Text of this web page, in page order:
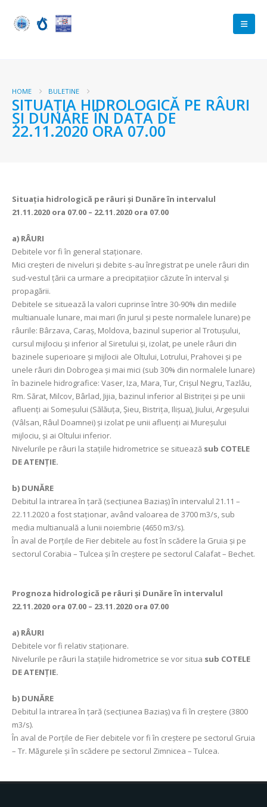
HOME BULETINE
SITUAŢIA HIDROLOGICĂ PE RÂURI
ŞI DUNĂRE ÎN DATA DE
22.11.2020 ORA 07.00
Situaţia hidrologică pe râuri şi Dunăre în intervalul
21.11.2020 ora 07.00 – 22.11.2020 ora 07.00
a) RÂURI
Debitele vor fi în general staţionare.
Mici creşteri de niveluri şi debite s-au înregistrat pe unele râuri din
sud-vestul țării ca urmare a precipitaţiior căzute în interval şi
propagării.
Debitele se situează la valori cuprinse între 30-90% din mediile
multianuale lunare, mai mari (în jurul și peste normalele lunare) pe
râurile: Bârzava, Caraș, Moldova, bazinul superior al Trotușului,
cursul mijlociu și inferior al Siretului și, izolat, pe unele râuri din
bazinele superioare și mijlocii ale Oltului, Lotrului, Prahovei și pe
unele râuri din Dobrogea și mai mici (sub 30% din normalele lunare)
în bazinele hidrografice: Vaser, Iza, Mara, Tur, Crișul Negru, Tazlău,
Rm. Sărat, Milcov, Bârlad, Jijia, bazinul inferior al Bistriței și pe unii
afluenți ai Someșului (Sălăuța, Șieu, Bistrița, Ilișua), Jiului, Argeșului
(Vâlsan, Râul Doamnei) și izolat pe unii afluenți ai Mureșului
mijlociu, și ai Oltului inferior.
Nivelurile pe râuri la stațiile hidrometrice se situează sub COTELE
DE ATENȚIE.
b) DUNĂRE
Debitul la intrarea în ţară (secţiunea Baziaş) în intervalul 21.11 –
22.11.2020 a fost staționar, având valoarea de 3700 m3/s, sub
media multianuală a lunii noiembrie (4650 m3/s).
În aval de Porţile de Fier debitele au fost în scădere la Gruia şi pe
sectorul Corabia – Tulcea şi în creştere pe sectorul Calafat – Bechet.
Prognoza hidrologică pe râuri şi Dunăre în intervalul
22.11.2020 ora 07.00 – 23.11.2020 ora 07.00
a) RÂURI
Debitele vor fi relativ staționare.
Nivelurile pe râuri la stațiile hidrometrice se vor situa sub COTELE
DE ATENȚIE.
b) DUNĂRE
Debitul la intrarea în ţară (secţiunea Baziaş) va fi în creștere (3800
m3/s).
În aval de Porţile de Fier debitele vor fi în creștere pe sectorul Gruia
– Tr. Măgurele și în scădere pe sectorul Zimnicea – Tulcea.